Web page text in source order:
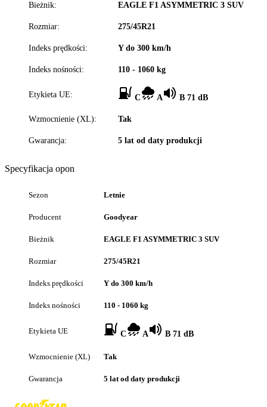
Bieżnik: EAGLE F1 ASYMMETRIC 3 SUV
Rozmiar: 275/45R21
Indeks prędkości: Y do 300 km/h
Indeks nośności: 110 - 1060 kg
Etykieta UE: C A B 71 dB
Wzmocnienie (XL): Tak
Gwarancja: 5 lat od daty produkcji
Specyfikacja opon
Sezon Letnie
Producent Goodyear
Bieżnik EAGLE F1 ASYMMETRIC 3 SUV
Rozmiar 275/45R21
Indeks prędkości Y do 300 km/h
Indeks nośności 110 - 1060 kg
Etykieta UE C A B 71 dB
Wzmocnienie (XL) Tak
Gwarancja 5 lat od daty produkcji